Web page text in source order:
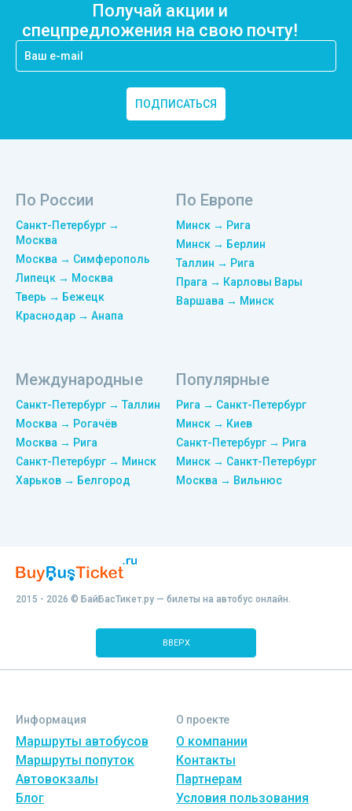
Получай акции и
спецпредложения на свою почту!
ПОДПИСАТЬСЯ
По России
Санкт-Петербург →
Москва
Москва → Симферополь
Липецк → Москва
Тверь → Бежецк
Краснодар → Анапа
По Европе
Минск → Рига
Минск → Берлин
Таллин → Рига
Прага → Карловы Вары
Варшава → Минск
Международные
Санкт-Петербург → Таллин
Москва → Рогачёв
Москва → Рига
Санкт-Петербург → Минск
Харьков → Белгород
Популярные
Рига → Санкт-Петербург
Минск → Киев
Санкт-Петербург → Рига
Минск → Санкт-Петербург
Москва → Вильнюс
2015 - 2026 © БайБасТикет.ру — билеты на автобус онлайн.
ВВЕРХ
Информация
Маршруты автобусов
Маршруты попуток
Автовокзалы
Блог
О проекте
О компании
Контакты
Партнерам
Условия пользования